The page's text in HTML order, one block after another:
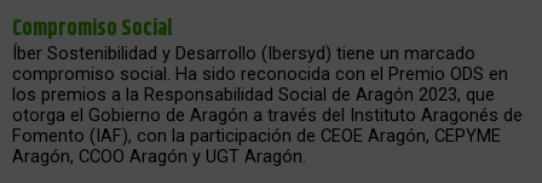
Compromiso Social
Íber Sostenibilidad y Desarrollo (Ibersyd) tiene un marcado
compromiso social. Ha sido reconocida con el Premio ODS en
los premios a la Responsabilidad Social de Aragón 2023, que
otorga el Gobierno de Aragón a través del Instituto Aragonés de
Fomento (IAF), con la participación de CEOE Aragón, CEPYME
Aragón, CCOO Aragón y UGT Aragón.